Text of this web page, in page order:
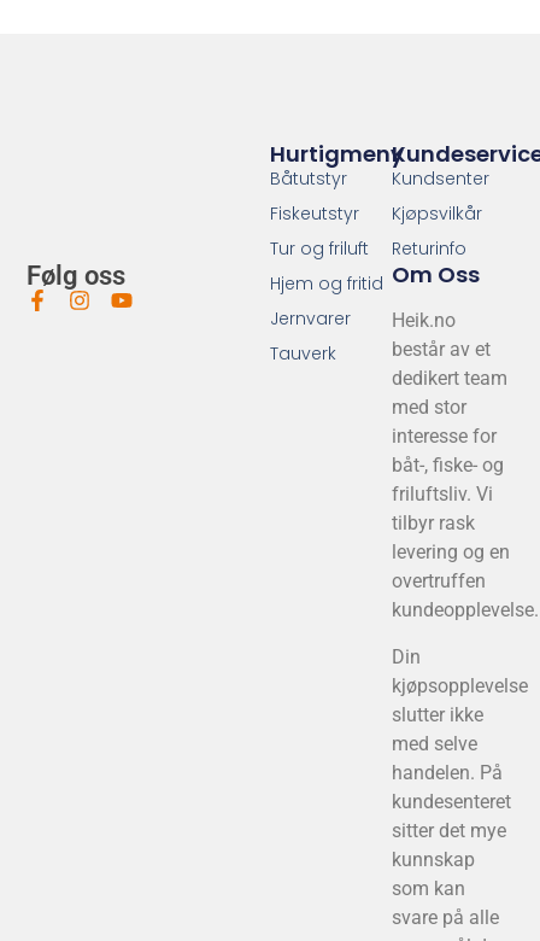
Følg oss
Kundsenter
Kjøpsvilkår
Returinfo
Om Oss
Heik.no
består av et
dedikert team
med stor
interesse for
båt-, fiske- og
friluftsliv. Vi
tilbyr rask
levering og en
overtruffen
kundeopplevelse.
Din
kjøpsopplevelse
slutter ikke
med selve
handelen. På
kundesenteret
sitter det mye
kunnskap
som kan
svare på alle
Hurtigmeny
Båtutstyr
Fiskeutstyr
Tur og friluft
Hjem og fritid
Jernvarer
Tauverk